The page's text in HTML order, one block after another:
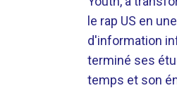
le rap US en
d'information
terminé ses
temps et son